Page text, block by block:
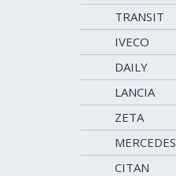
TRANSIT
IVECO
DAILY
LANCIA
ZETA
MERCEDES
CITAN